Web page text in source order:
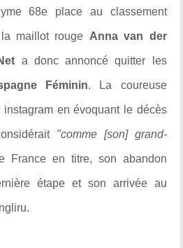
68e place au classement
maillot rouge Anna van der
a donc annoncé quitter les
Féminin. La coureuse
en évoquant le décès
"comme [son] grand-
France en titre, son abandon
étape et son arrivée au